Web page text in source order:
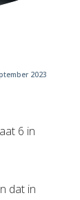
2023
6 in
dat in